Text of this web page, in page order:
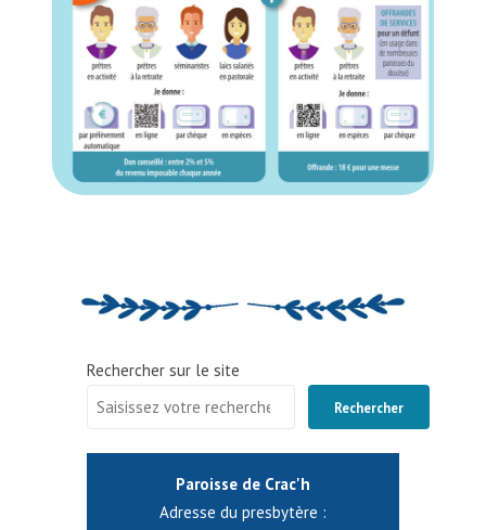
Rechercher sur le site
Rechercher
Paroisse de Crac'h
Adresse du presbytère :